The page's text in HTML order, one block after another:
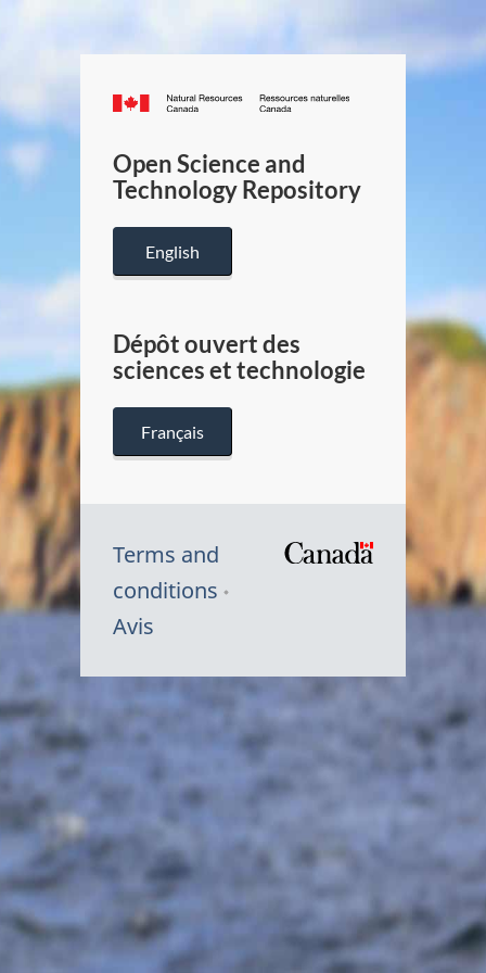
Canada.ca
/
Canada
Open Science and
Technology Repository
English
Dépôt ouvert des
sciences et technologie
Français
Terms and
conditions
Avis
Symbole
Canada